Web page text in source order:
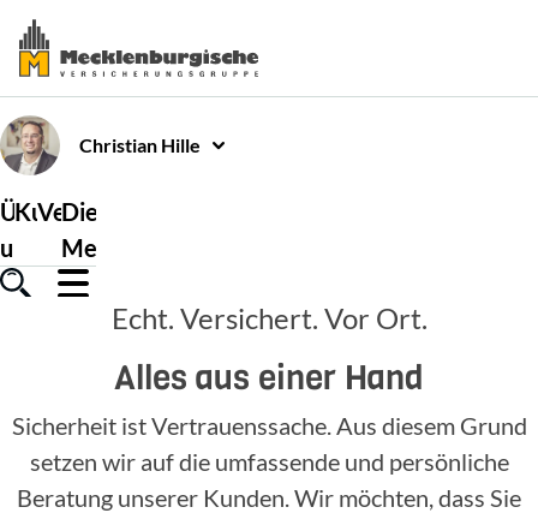
Christian Hille
Über
uns
Kundenservice
Versicherungen
Die
Mecklenburgische
Echt. Versichert. Vor Ort.
Alles aus einer Hand
Sicherheit ist Vertrauenssache. Aus diesem Grund
setzen wir auf die umfassende und persönliche
Beratung unserer Kunden. Wir möchten, dass Sie